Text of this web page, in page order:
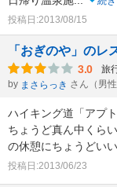
投稿日:2013/08/15
「おぎのや」のレ
3.0 旅
by まさらっき さん（男性
ハイキング道「アプ
ちょうど真ん中くら
の休憩にちょうどい
投稿日:2013/06/23